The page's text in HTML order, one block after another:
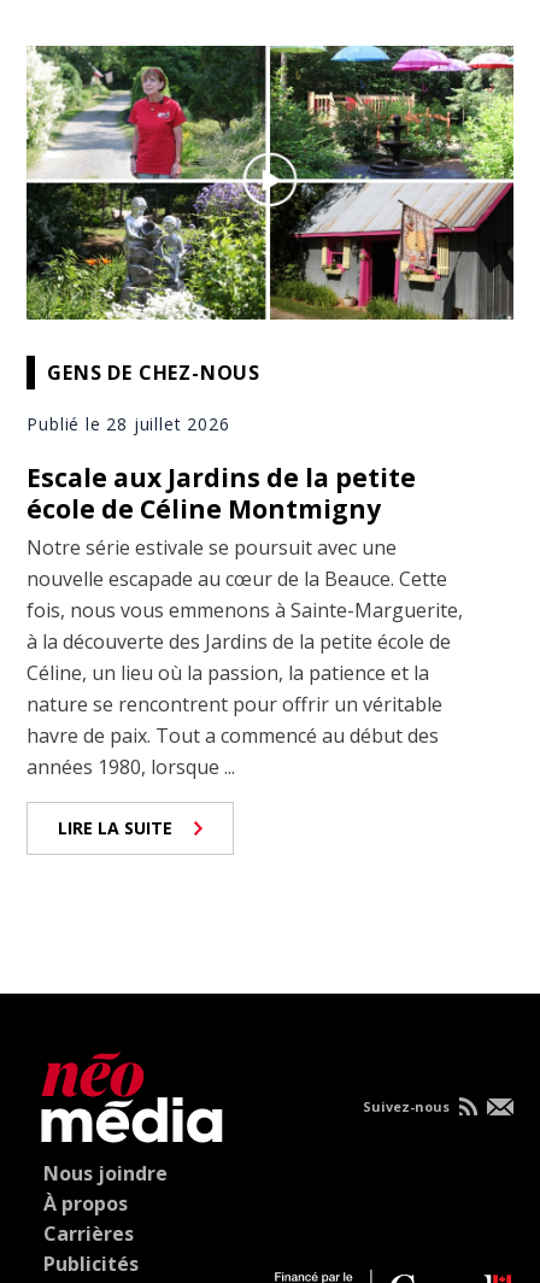
GENS DE CHEZ-NOUS
Publié le 28 juillet 2026
Escale aux Jardins de la petite
école de Céline Montmigny
Notre série estivale se poursuit avec une
nouvelle escapade au cœur de la Beauce. Cette
fois, nous vous emmenons à Sainte-Marguerite,
à la découverte des Jardins de la petite école de
Céline, un lieu où la passion, la patience et la
nature se rencontrent pour offrir un véritable
havre de paix. Tout a commencé au début des
années 1980, lorsque ...
LIRE LA SUITE
Nous joindre
À propos
Carrières
Publicités
Suivez-nous